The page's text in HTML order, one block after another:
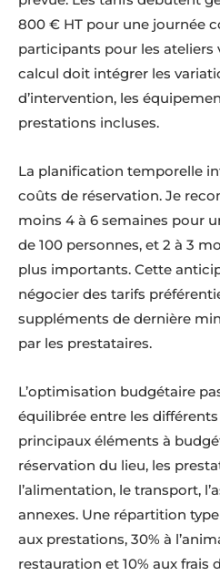
800 € HT pour une journée
participants pour les ateliers
calcul doit intégrer les
d’intervention, les
prestations incluses.
La planification temporelle
coûts de réservation. Je
moins 4 à 6 semaines pour
de 100 personnes, et 2 à 3
plus importants. Cette
négocier des tarifs
suppléments de dernière
par les prestataires.
L’optimisation budgétaire
équilibrée entre les
principaux éléments à
réservation du lieu, les
l’alimentation, le transport,
annexes. Une répartition
aux prestations, 30% à
restauration et 10% aux frais